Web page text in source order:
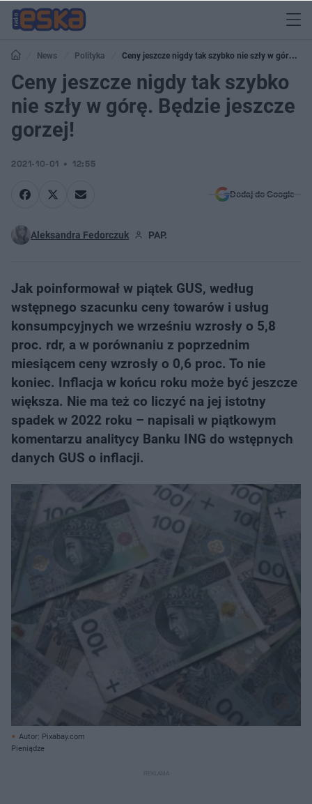
News Polityka
Ceny jeszcze nigdy tak szybko nie szły w górę.
Będzie jeszcze gorzej!
Ceny jeszcze nigdy tak szybko
nie szły w górę. Będzie jeszcze
gorzej!
2021-10-01 12:55
Dodaj do Google
Aleksandra Fedorczuk PAP.
Jak poinformował w piątek GUS, według
wstępnego szacunku ceny towarów i usług
konsumpcyjnych we wrześniu wzrosły o 5,8
proc. rdr, a w porównaniu z poprzednim
miesiącem ceny wzrosły o 0,6 proc. To nie
koniec. Inflacja w końcu roku może być jeszcze
większa. Nie ma też co liczyć na jej istotny
spadek w 2022 roku – napisali w piątkowym
komentarzu analitycy Banku ING do wstępnych
danych GUS o inflacji.
Autor: Pixabay.com
Pieniądze